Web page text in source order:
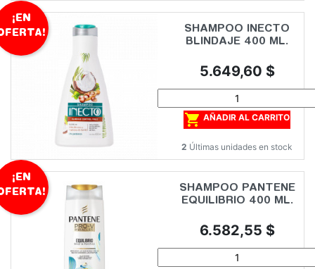
SHAMPOO INECTO
BLINDAJE 400 ML.
Precio
5.649,60 $
 AÑADIR AL CARRITO
2 Últimas unidades en stock
¡EN
SHAMPOO PANTENE
EQUILIBRIO 400 ML.
Precio
6.582,55 $
¡EN